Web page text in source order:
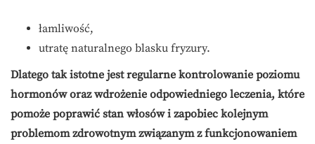
łamliwość,
utratę naturalnego blasku fryzury.
Dlatego tak istotne jest regularne kontrolowanie poziomu
hormonów oraz wdrożenie odpowiedniego leczenia, które
pomoże poprawić stan włosów i zapobiec kolejnym
problemom zdrowotnym związanym z funkcjonowaniem